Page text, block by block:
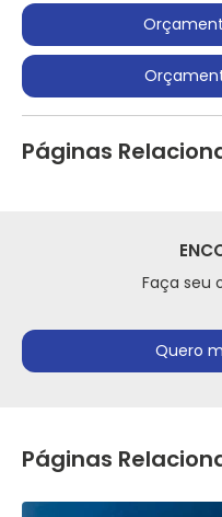
Páginas
Faça seu
Quero
Páginas